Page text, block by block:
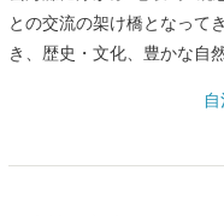
との交流の架け橋となって
き、歴史・文化、豊かな自
関）から地理的表示認定を